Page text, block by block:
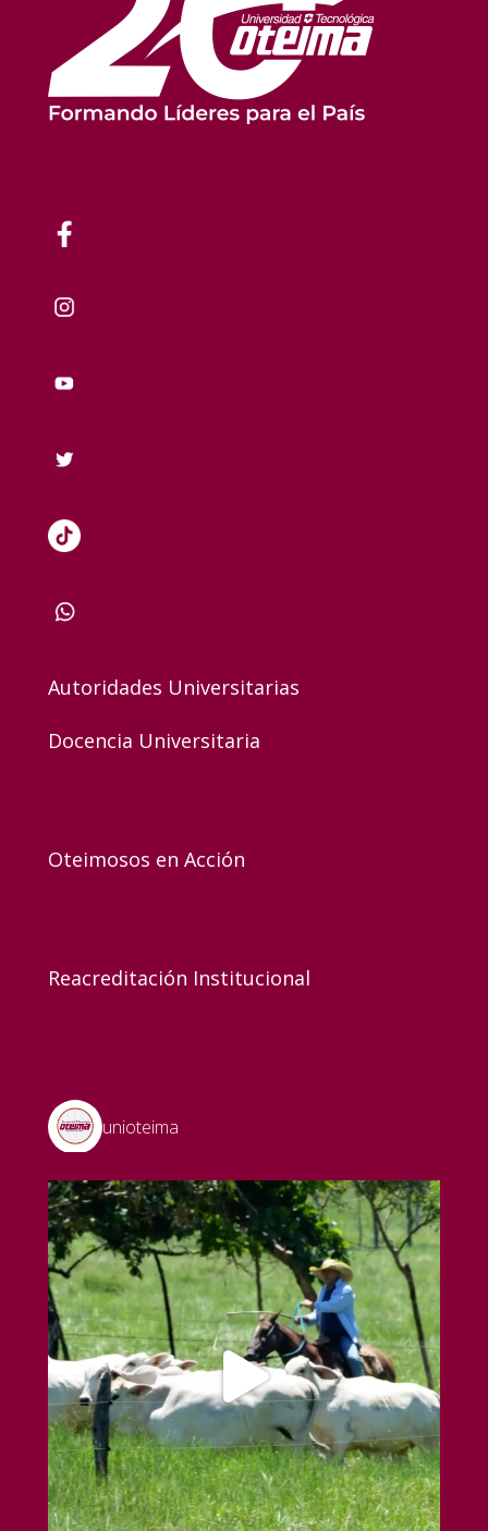
Autoridades Universitarias
Docencia Universitaria
Oteimosos en Acción
Reacreditación Institucional
unioteima